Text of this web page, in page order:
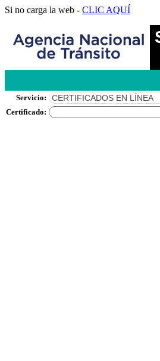
Si no carga la web - CLIC AQUÍ